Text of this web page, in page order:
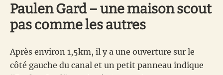
Paulen Gard – une maison scout
pas comme les autres
Après environ 1,5km, il y a une ouverture sur le
côté gauche du canal et un petit panneau indique